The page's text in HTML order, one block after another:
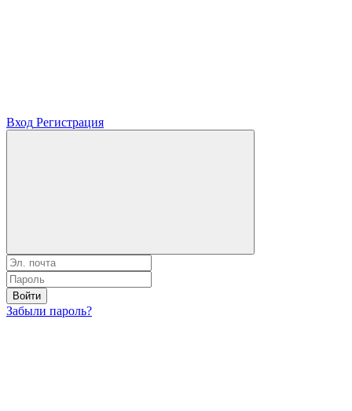
Вход Регистрация
Войти
Забыли пароль?